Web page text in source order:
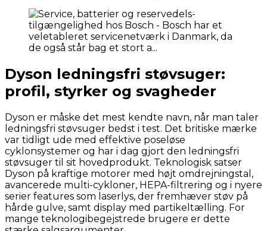
Dyson ledningsfri støvsuger:
profil, styrker og svagheder
Dyson er måske det mest kendte navn, når man taler
ledningsfri støvsuger bedst i test. Det britiske mærke
var tidligt ude med effektive poseløse
cyklonsystemer og har i dag gjort den ledningsfri
støvsuger til sit hovedprodukt. Teknologisk satser
Dyson på kraftige motorer med højt omdrejningstal,
avancerede multi-cykloner, HEPA-filtrering og i nyere
serier features som laserlys, der fremhæver støv på
hårde gulve, samt display med partikeltælling. For
mange teknologibegejstrede brugere er dette